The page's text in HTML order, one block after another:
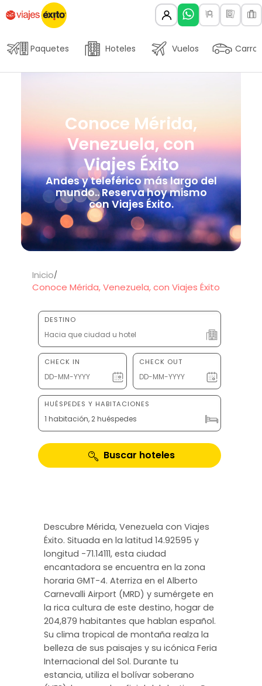
Paquetes Hoteles Vuelos Carros
Conoce Mérida,
Venezuela, con
Viajes Éxito
Andes y teleférico más largo del
mundo.. Reserva hoy mismo
con Viajes Éxito.
Inicio
Conoce Mérida, Venezuela, con Viajes Éxito
DESTINO
CHECK IN CHECK OUT
HUÉSPEDES Y HABITACIONES
1 habitación, 2 huéspedes
Buscar hoteles
Descubre Mérida, Venezuela con Viajes
Éxito. Situada en la latitud 14.92595 y
longitud -71.14111, esta ciudad
encantadora se encuentra en la zona
horaria GMT-4. Aterriza en el Alberto
Carnevalli Airport (MRD) y sumérgete en
la rica cultura de este destino, hogar de
204,879 habitantes que hablan español.
Su clima tropical de montaña realza la
belleza de sus paisajes y su icónica Feria
Internacional del Sol. Durante tu
estancia, utiliza el bolívar soberano